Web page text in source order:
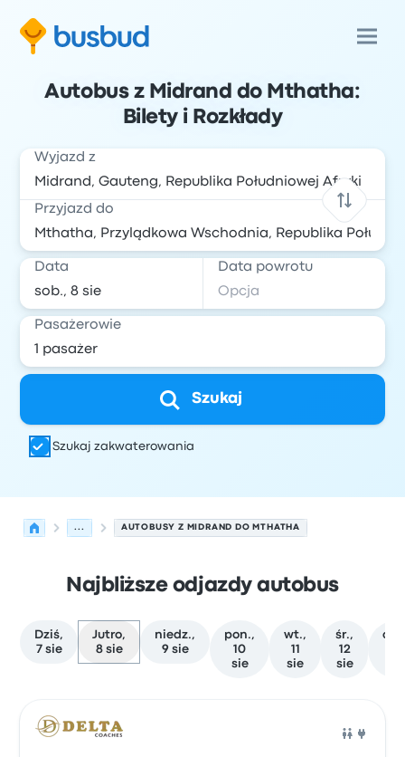
Autobus z Midrand do Mthatha:
Bilety i Rozkłady
Wyjazd z
Przyjazd do
Data Data powrotu
Pasażerowie
Szukaj
Szukaj zakwaterowania
... AUTOBUSY Z MIDRAND DO MTHATHA
Najbliższe odjazdy autobus
Dziś,
7 sie
Jutro,
8 sie
niedz.,
9 sie
pon.,
10
sie
wt.,
11
sie
śr.,
12
sie